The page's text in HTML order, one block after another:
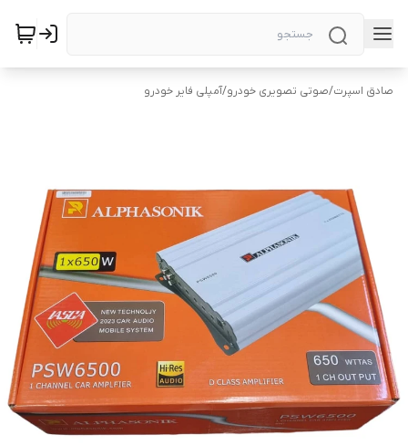
صادق اسپرت/صوتی تصویری خودرو/آمپلی فایر خودرو